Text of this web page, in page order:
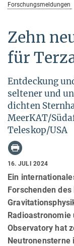
Forschungsmeldungen
Zehn
für
Entdeckung
seltener und
dichten
MeerKAT/
Teleskop/USA
16. JULI 2024
Ein
Forschenden
Radioastronomie
Observatory hat
Neutronensterne